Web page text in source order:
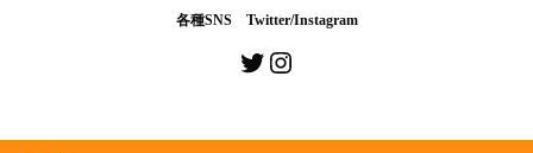
各種SNS Twitter/Instagram
Twitter
Instagram